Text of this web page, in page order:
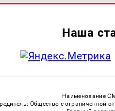
Наша
Наименование
Общество с ограниченной